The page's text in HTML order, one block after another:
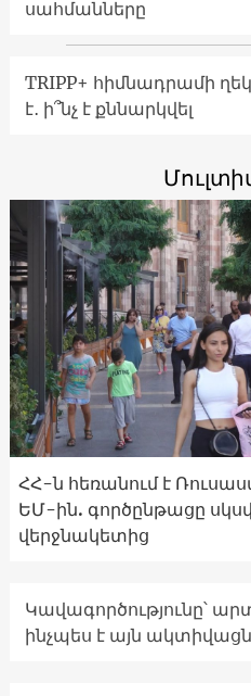
սահմանները
TRIPP+ հիմնադրամի
է․ ի՞նչ է քննարկվել
ՀՀ-ն հեռանում է
ԵՄ-ին. գործընթացը
վերջնակետից
Կավագործությունը՝
ինչպես է այն